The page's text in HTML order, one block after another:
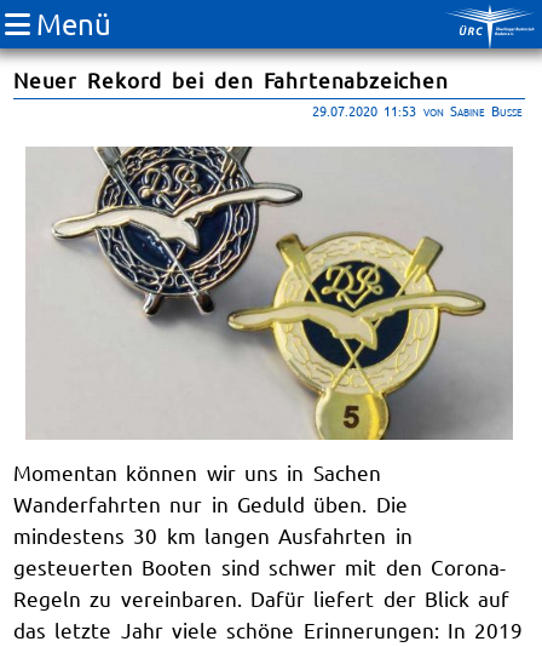
Menü
Neuer Rekord bei den Fahrtenabzeichen
29.07.2020 11:53 von Sabine Busse
Momentan können wir uns in Sachen
Wanderfahrten nur in Geduld üben. Die
mindestens 30 km langen Ausfahrten in
gesteuerten Booten sind schwer mit den Corona-
Regeln zu vereinbaren. Dafür liefert der Blick auf
das letzte Jahr viele schöne Erinnerungen: In 2019